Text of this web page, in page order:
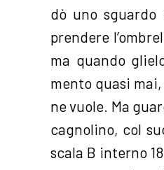
dò uno
prendere
ma quando
mento quasi
ne vuole. Ma
cagnolino, col
scala B interno